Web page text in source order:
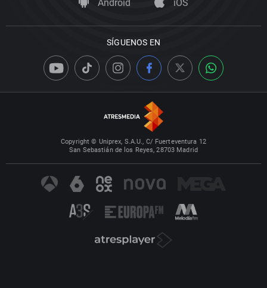
Android iOS
SÍGUENOS EN
Copyright © Uniprex, S.A.U., C/ Fuerteventura 12
San Sebastián de los Reyes, 28703 Madrid